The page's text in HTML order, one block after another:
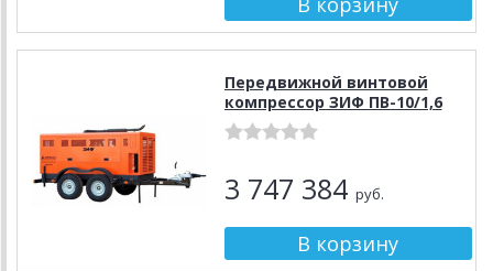
Передвижной винтовой
компрессор ЗИФ ПВ-10/1,6
3 747 384 руб.